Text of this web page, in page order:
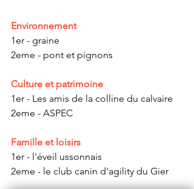
Environnement
1er - graine
2eme - pont et pignons
Culture et patrimoine
1er - Les amis de la colline du calvaire
2eme - ASPEC
Famille et loisirs
1er - l'éveil ussonnais
2eme - le club canin d'agility du Gier